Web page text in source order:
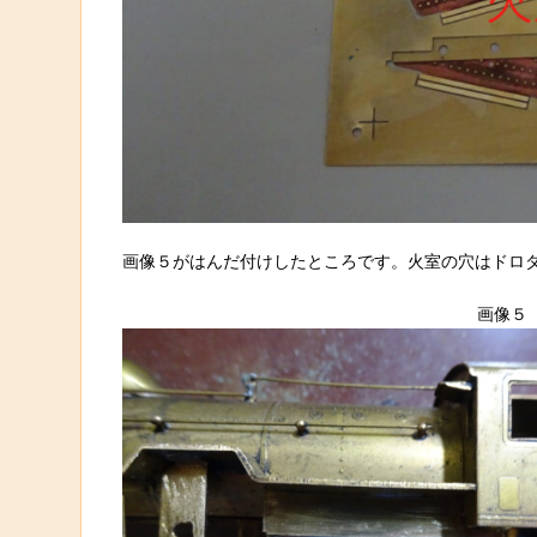
画像５がはんだ付けしたところです。火室の穴はドロ
画像５